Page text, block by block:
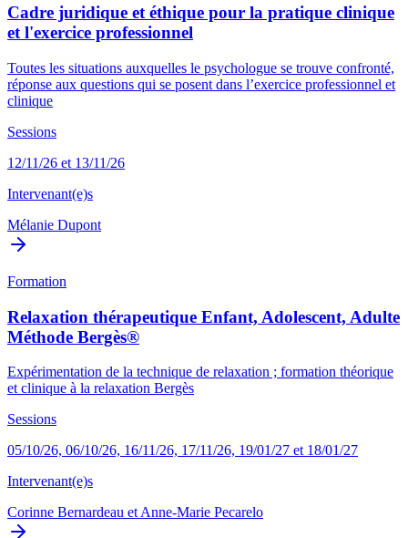
Cadre juridique et éthique pour la pratique clinique
et l'exercice professionnel
Toutes les situations auxquelles le psychologue se trouve confronté,
réponse aux questions qui se posent dans l’exercice professionnel et
clinique
Sessions
12/11/26 et 13/11/26
Intervenant(e)s
Mélanie Dupont
Formation
Relaxation thérapeutique Enfant, Adolescent, Adulte
Méthode Bergès®
Expérimentation de la technique de relaxation ; formation théorique
et clinique à la relaxation Bergès
Sessions
05/10/26, 06/10/26, 16/11/26, 17/11/26, 19/01/27 et 18/01/27
Intervenant(e)s
Corinne Bernardeau et Anne-Marie Pecarelo